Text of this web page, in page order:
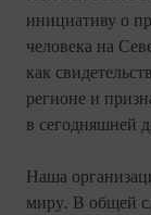
инициативу о
человека на
как
регионе и
в сегодняшней
Наша
миру. В общей